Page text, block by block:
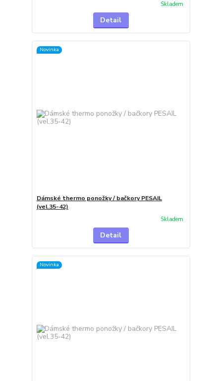
Skladem
Detail
Novinka
Dámské thermo ponožky / bačkory PESAIL
(vel.35-42)
Skladem
Detail
Novinka